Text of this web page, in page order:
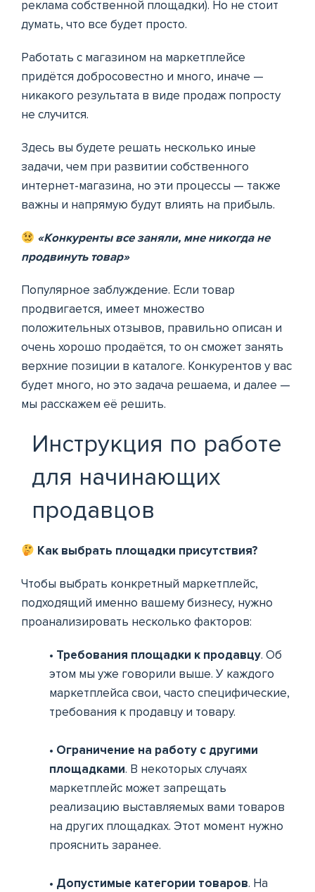
реклама собственной площадки). Но не стоит
думать, что все будет просто.
Работать с магазином на маркетплейсе
придётся добросовестно и много, иначе —
никакого результата в виде продаж попросту
не случится.
Здесь вы будете решать несколько иные
задачи, чем при развитии собственного
интернет-магазина, но эти процессы — также
важны и напрямую будут влиять на прибыль.
«Конкуренты все заняли, мне никогда не
продвинуть товар»
Популярное заблуждение. Если товар
продвигается, имеет множество
положительных отзывов, правильно описан и
очень хорошо продаётся, то он сможет занять
верхние позиции в каталоге. Конкурентов у вас
будет много, но это задача решаема, и далее —
мы расскажем её решить.
Инструкция по работе
для начинающих
продавцов
Как выбрать площадки присутствия?
Чтобы выбрать конкретный маркетплейс,
подходящий именно вашему бизнесу, нужно
проанализировать несколько факторов:
• Требования площадки к продавцу. Об
этом мы уже говорили выше. У каждого
маркетплейса свои, часто специфические,
требования к продавцу и товару.
• Ограничение на работу с другими
площадками. В некоторых случаях
маркетплейс может запрещать
реализацию выставляемых вами товаров
на других площадках. Этот момент нужно
прояснить заранее.
• Допустимые категории товаров. На